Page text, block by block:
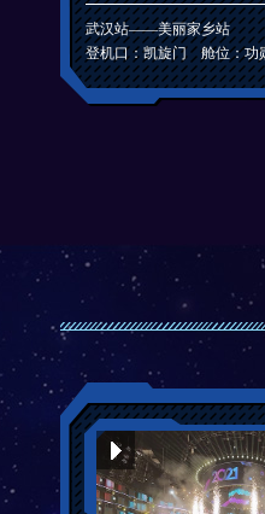
武汉站——美丽家乡站
登机口：凯旋门 舱位：功